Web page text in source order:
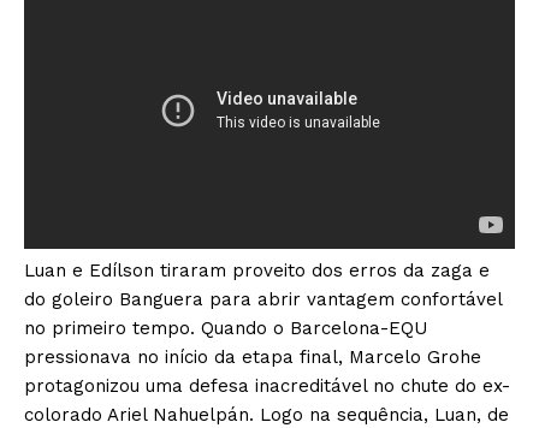
Luan e Edílson tiraram proveito dos erros da zaga e
do goleiro Banguera para abrir vantagem confortável
no primeiro tempo. Quando o Barcelona-EQU
pressionava no início da etapa final, Marcelo Grohe
protagonizou uma defesa inacreditável no chute do ex-
colorado Ariel Nahuelpán. Logo na sequência, Luan, de